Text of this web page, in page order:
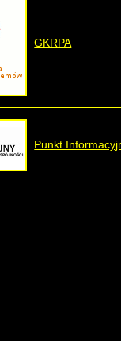
GKRPA
Punkt